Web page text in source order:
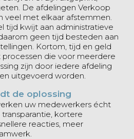
De afdelingen Verkoop
veel met elkaar afstemmen.
tijd kwijt aan administratieve
geen tijd besteden aan
Kortom, tijd en geld
die voor meerdere
zijn door iedere afdeling
uitgevoerd worden.
de oplossing
uw medewerkers écht
kortere
reacties, meer